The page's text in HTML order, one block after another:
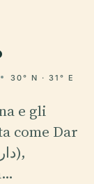
30° N · 31° E
e gli
come Dar